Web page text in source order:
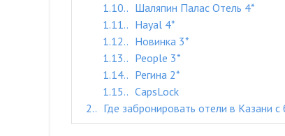
1.10.
Шаляпин Палас Отель 4*
1.11.
Hayal 4*
1.12.
Новинка 3*
1.13.
People 3*
1.14.
Регина 2*
1.15.
CapsLock
2.
Где забронировать отели в Казани с